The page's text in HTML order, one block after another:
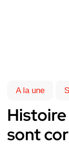
A la une
sont